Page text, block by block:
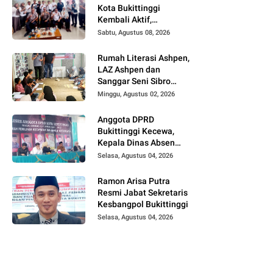
Kota Bukittinggi
Kembali Aktif,
Kepengurusan Baru
Sabtu, Agustus 08, 2026
Rumah Literasi Ashpen,
LAZ Ashpen dan
Sanggar Seni Sibro
Hadirkan Bimbel
Anak-anak
Minggu, Agustus 02, 2026
Anggota DPRD
Bukittinggi Kecewa,
Kepala Dinas Absen
pada Reses Masa
2025/ 2026.
Selasa, Agustus 04, 2026
Ramon Arisa Putra
Resmi Jabat Sekretaris
Kesbangpol Bukittinggi
Selasa, Agustus 04, 2026